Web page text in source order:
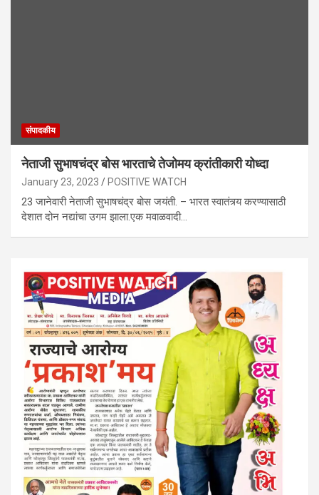
संपादकीय
नेताजी सुभाषचंद्र बोस भारताचे तेजोमय क्रांतीकारी योध्दा
January 23, 2023 POSITIVE WATCH
23 जानेवारी नेताजी सुभाषचंद्र बोस जयंती. – भारत स्वातंत्र्य करण्यासाठी
देशात दोन नद्यांचा उगम झाला.एक मवाळवादी…